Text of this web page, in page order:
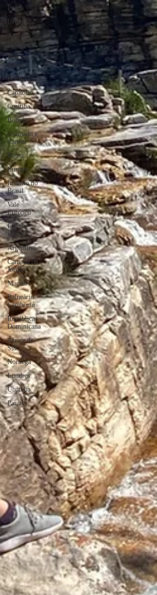
Praga
Uruguai
América
Buenos
Aires
Bonito
Capitólio
Curitiba
Bolívia
Gramado e
Canela
Roma
Europa
Inverno no
Brasil
Vale
Europeu
Foz do
Iguaçu
Argentina
Campos do
Jordão
Maceió
Balneário
Camboriú
República
Dominicana
África do
Sul
Noruega
Londres
Ubatuba
Paraty